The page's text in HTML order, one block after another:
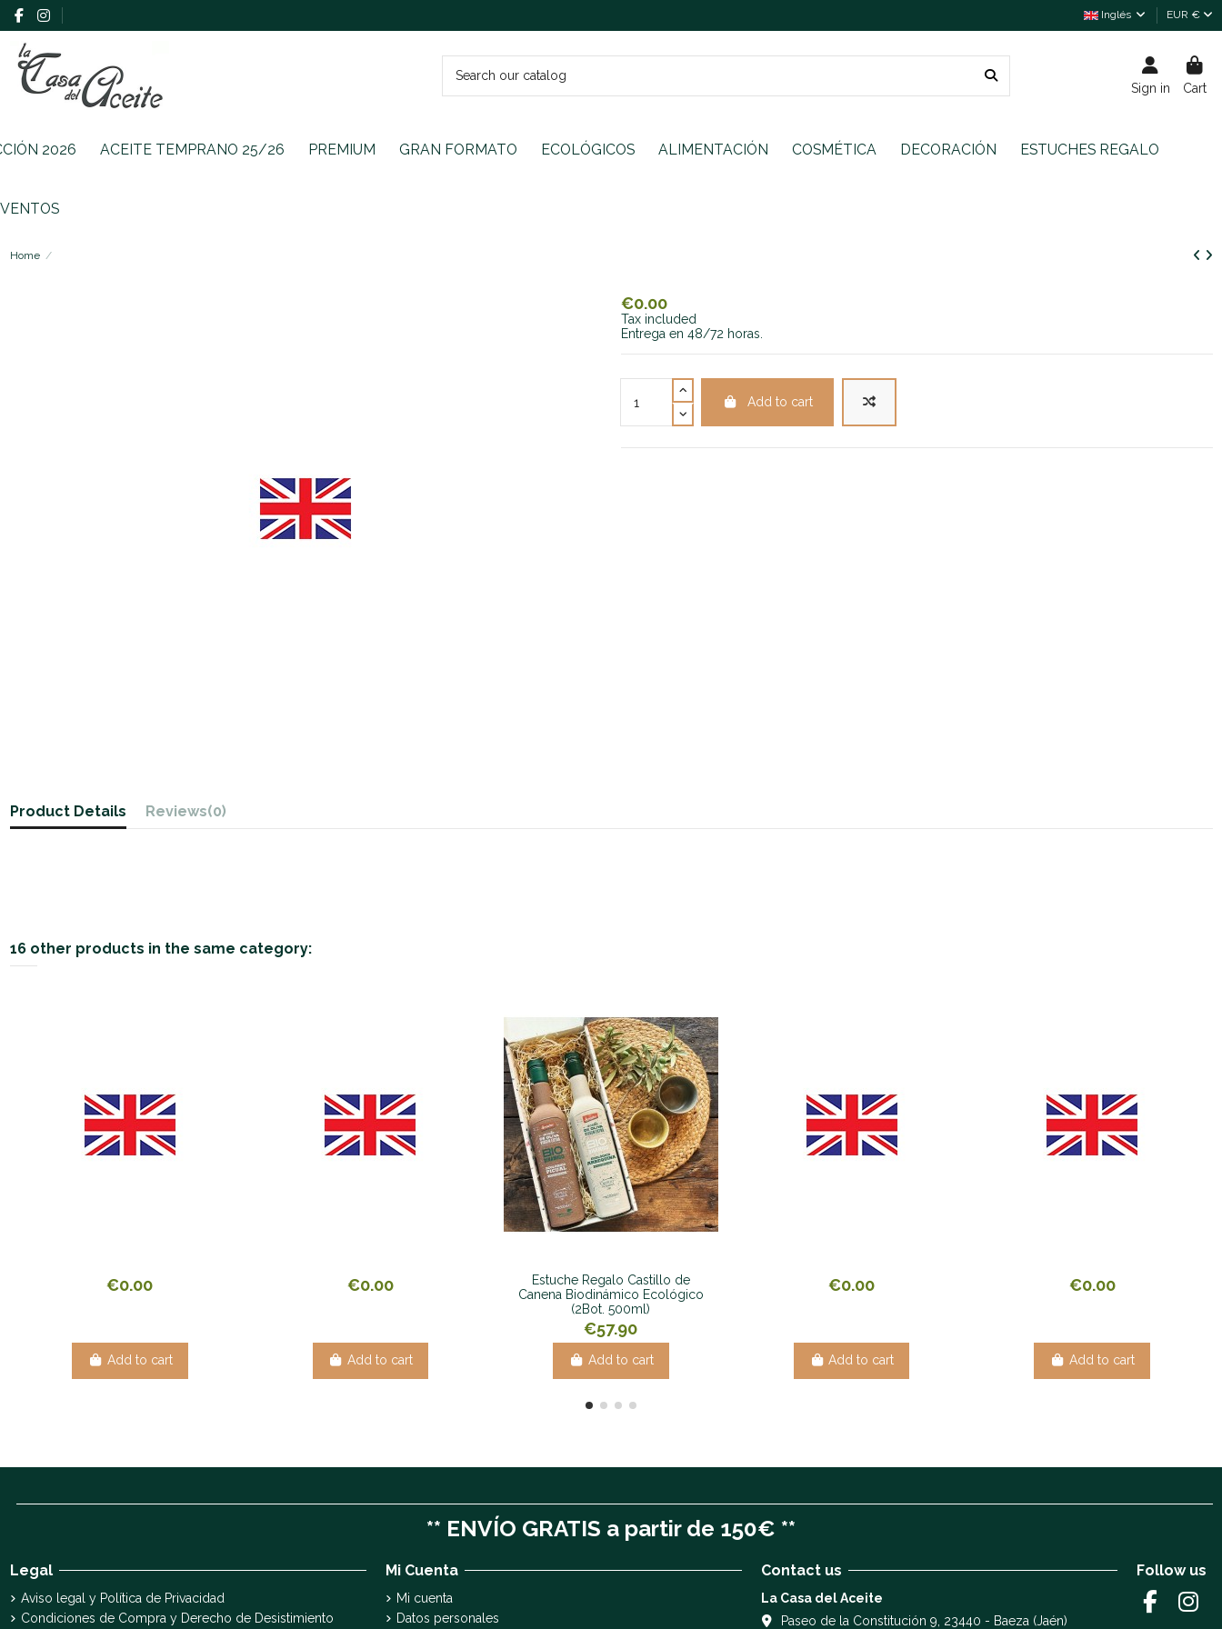
Inglés EUR €
Sign in Cart
2026 ACEITE TEMPRANO 25/26 PREMIUM GRAN FORMATO ECOLÓGICOS ALIMENTACIÓN COSMÉTICA DECORACIÓN ESTUCHES REGALO
Home
€0.00
Tax included
Entrega en 48/72 horas.
Add to cart
Product Details Reviews(0)
16 other products in the same category:
€0.00
Add to cart
€0.00
Add to cart
Estuche Regalo Castillo de
Canena Biodinámico Ecológico
(2Bot. 500ml)
€57.90
Add to cart
€0.00
Add to cart
€0.00
Add to cart
** ENVÍO GRATIS a partir de 150€ **
Legal
Aviso legal y Política de Privacidad
Condiciones de Compra y Derecho de Desistimiento
Mi Cuenta
Mi cuenta
Datos personales
Contact us
La Casa del Aceite
Paseo de la Constitución 9, 23440 - Baeza (Jaén)
Follow us